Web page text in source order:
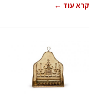
קרא עוד ←